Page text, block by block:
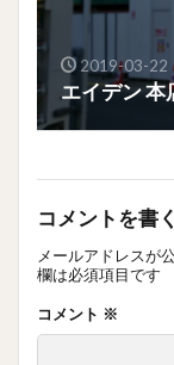
2019-03-22
エイデン 本
コメントを書く
メールアドレスが
欄は必須項目です
コメント ※